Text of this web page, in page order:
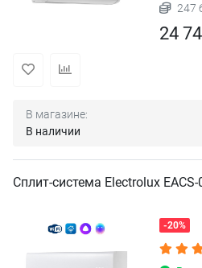
247
24
В магазине:
В наличии
Сплит-система Electrolux
-20%